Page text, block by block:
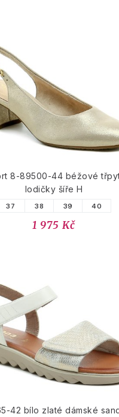
8-89500-44 béžové
lodičky šíře H
37 38 39 40
1 975 Kč
42 bílo zlaté dámské